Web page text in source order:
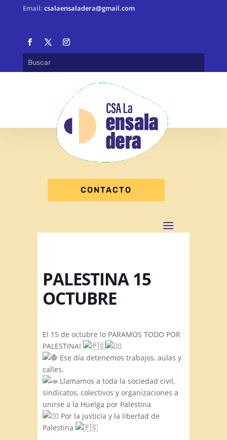
Email: csalaensaladera@gmail.com
CONTACTO
PALESTINA 15
OCTUBRE
El 15 de octubre lo PARAMOS TODO POR
PALESTINA!
Ese día detenemos trabajos, aulas y
calles.
Llamamos a toda la sociedad civil,
sindicatos, colectivos y organizaciones a
unirse a la Huelga por Palestina
Por la justicia y la libertad de
Palestina